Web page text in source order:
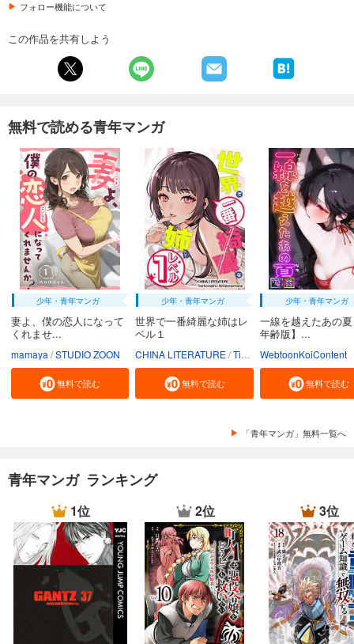
フォロー機能について
この作品を共有しよう
無料で読める青年マンガ
少年・青年マンガ
妻よ、僕の恋人になって
くれませ...
mamaya STUDIO ZOON
無料で読む
少年・青年マンガ
世界で一番綺麗な姉はレ
ベル１
CHINA LITERATURE Tiankongshu Mangongchang
無料で読む
少年・青年マンガ
一線を越えたあの
年齢版】...
WebtoonKoiContent
無料で読む
「青年マンガ」無料一覧へ
青年マンガ ランキング
1位 2位 3位